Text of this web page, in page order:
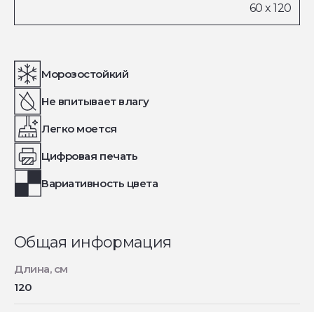
Морозостойкий
Не впитывает влагу
Легко моется
Цифровая печать
Вариативность цвета
Общая информация
Длина, см
120